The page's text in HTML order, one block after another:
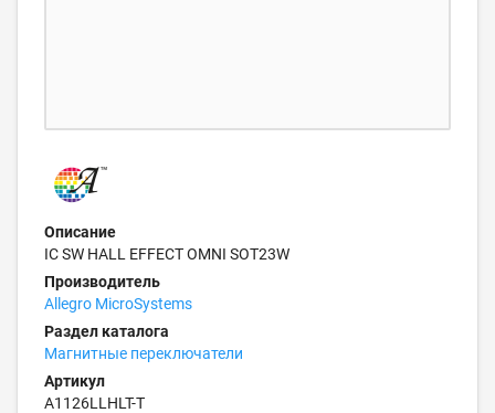
Описание
IC SW HALL EFFECT OMNI SOT23W
Производитель
Allegro MicroSystems
Раздел каталога
Магнитные переключатели
Артикул
A1126LLHLT-T